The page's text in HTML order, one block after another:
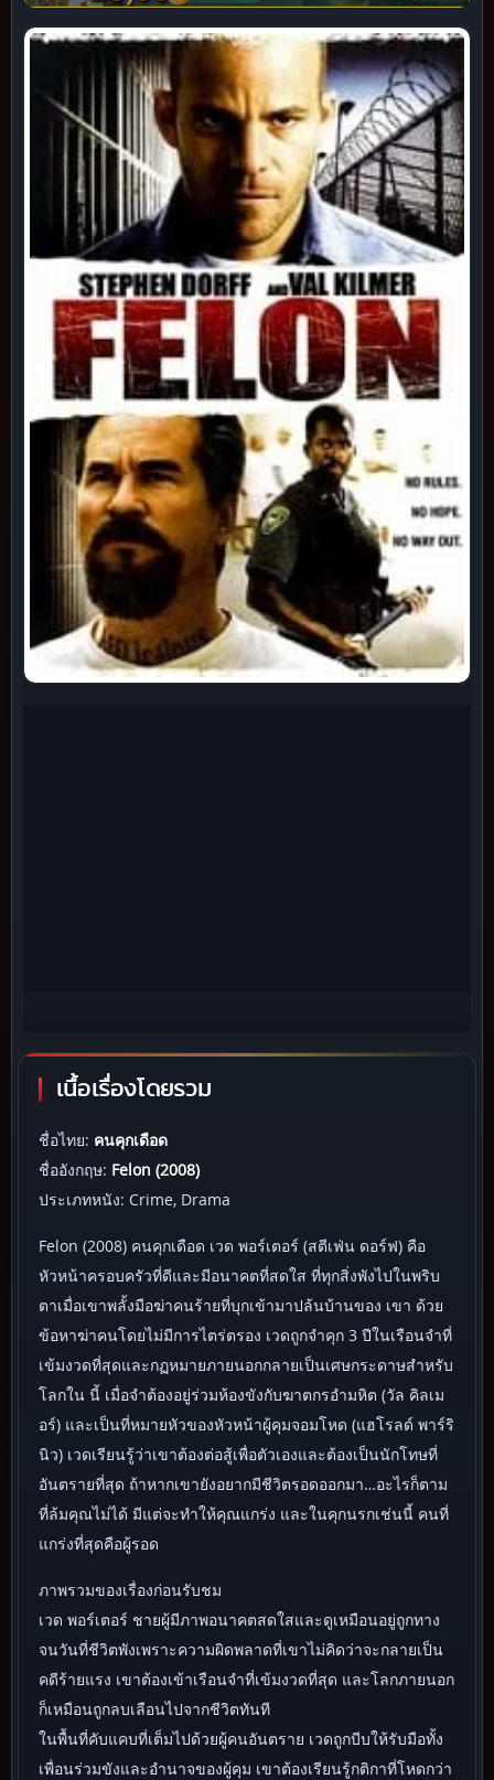
เนื้อเรื่องโดยรวม
ชื่อไทย: คนคุกเดือด
ชื่ออังกฤษ: Felon (2008)
ประเภทหนัง: Crime, Drama
Felon (2008) คนคุกเดือด เวด พอร์เตอร์ (สตีเฟ่น ดอร์ฟ) คือ
หัวหน้าครอบครัวที่ดีและมีอนาคตที่สดใส ที่ทุกสิ่งพังไปในพริบ
ตาเมื่อเขาพลั้งมือฆ่าคนร้ายที่บุกเข้ามาปล้นบ้านของ เขา ด้วย
ข้อหาฆ่าคนโดยไม่มีการไตร่ตรอง เวดถูกจำคุก 3 ปีในเรือนจำที่
เข้มงวดที่สุดและกฏหมายภายนอกกลายเป็นเศษกระดาษสำหรับ
โลกใน นี้ เมื่อจำต้องอยู่ร่วมห้องขังกับฆาตกรอำมหิต (วัล คิลเม
อร์) และเป็นที่หมายหัวของหัวหน้าผู้คุมจอมโหด (แฮโรลด์ พาร์ริ
นิว) เวดเรียนรู้ว่าเขาต้องต่อสู้เพื่อตัวเองและต้องเป็นนักโทษที่
อันตรายที่สุด ถ้าหากเขายังอยากมีชีวิตรอดออกมา…อะไรก็ตาม
ที่ล้มคุณไม่ได้ มีแต่จะทำให้คุณแกร่ง และในคุกนรกเช่นนี้ คนที่
แกร่งที่สุดคือผู้รอด
ภาพรวมของเรื่องก่อนรับชม
เวด พอร์เตอร์ ชายผู้มีภาพอนาคตสดใสและดูเหมือนอยู่ถูกทาง
จนวันที่ชีวิตพังเพราะความผิดพลาดที่เขาไม่คิดว่าจะกลายเป็น
คดีร้ายแรง เขาต้องเข้าเรือนจำที่เข้มงวดที่สุด และโลกภายนอก
ก็เหมือนถูกลบเลือนไปจากชีวิตทันที
ในพื้นที่คับแคบที่เต็มไปด้วยผู้คนอันตราย เวดถูกบีบให้รับมือทั้ง
เพื่อนร่วมขังและอำนาจของผู้คุม เขาต้องเรียนรู้กติกาที่โหดกว่า